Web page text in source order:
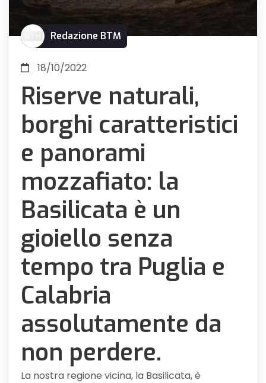
Redazione BTM
18/10/2022
Riserve naturali,
borghi caratteristici
e panorami
mozzafiato: la
Basilicata è un
gioiello senza
tempo tra Puglia e
Calabria
assolutamente da
non perdere.
La nostra regione vicina, la Basilicata, è